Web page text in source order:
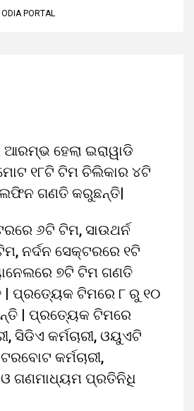
ODIA PORTAL
ହେଲା ଇରାୱାଡି
୧୮ଟି ଟିମ ଚିଲିକାର ୪ଟି
ଗଣତି କରୁଛନ୍ତି|
୬ଟି ଟିମ, ସାଉଥର୍ନ
ନର୍ଦନ ସେକ୍ଟରରେ ୧ଟି
୭ଟି ଟିମ ଗଣତି
ପ୍ରତ୍ୟେକ ଟିମରେ ୮ ରୁ ୧୦
| ପ୍ରତ୍ୟେକ ଟିମରେ
ସିଡିଏ କର୍ମଚାରୀ, ଓୟୁଏଟି
କର୍ମଚାରୀ,
ଓ ଗଣମାଧ୍ୟମ ପ୍ରତିନିଧି